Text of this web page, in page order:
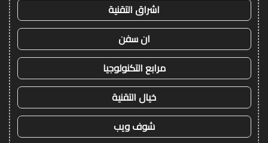
اشراق التقنية
ان سفن
مرابع التكنولوجيا
خيال التقنية
شوف ويب